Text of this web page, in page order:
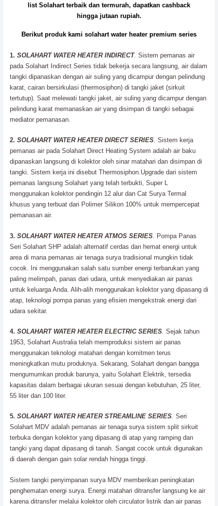
list Solahart terbaik dan termurah, dapatkan cashback
hingga jutaan rupiah.
Berikut produk kami solahart water heater premium series
1. SOLAHART WATER HEATER INDIRECT. Sistem pemanas air
pada Solahart Indirect Series tidak bekerja secara langsung, air dalam
tangki dipanaskan dengan air suling yang dicampur dengan pelindung
karat, cairan bersirkulasi (thermosiphon) di tangki jaket (sirkuit
tertutup). Saat melewati tangki jaket, air suling yang dicampur dengan
pelindung karat memanaskan air yang disimpan di tangki sebagai
mediator pemanasan.
2. SOLAHART WATER HEATER DIRECT SERIES. Sistem kerja
pemanas air pada Solahart Direct Heating System adalah air baku
dipanaskan langsung di kolektor oleh sinar matahari dan disimpan di
tangki. Sistem kerja ini disebut Thermosiphon.Upgrade dari sistem
pemanas langsung Solahart yang telah terbukti, Super L
menggunakan kolektor pendingin 12 alur dan Cat Surya Termal
khusus yang terbuat dari Polimer Silikon 100% untuk mempercepat
pemanasan air.
3. SOLAHART WATER HEATER ATMOS SERIES. Pompa Panas
Seri Solahart SHP adalah alternatif cerdas dan hemat energi untuk
area di mana pemanas air tenaga surya tradisional mungkin tidak
cocok. Ini menggunakan salah satu sumber energi terbarukan yang
paling melimpah, panas dari udara, untuk menyediakan air panas
untuk keluarga Anda. Alih-alih menggunakan kolektor yang dipasang di
atap, teknologi pompa panas yang efisien mengekstrak energi dari
udara sekitar.
4. SOLAHART WATER HEATER ELECTRIC SERIES. Sejak tahun
1953, Solahart Australia telah memproduksi sistem air panas
menggunakan teknologi matahari dengan komitmen terus
meningkatkan mutu produknya. Sekarang, Solahart dengan bangga
mengumumkan produk barunya, yaitu Solahart Elektrik, tersedia
kapasitas dalam berbagai ukuran sesuai dengan kebutuhan, 25 liter,
55 liter dan 100 liter.
5. SOLAHART WATER HEATER STREAMLINE SERIES. Seri
Solahart MDV adalah pemanas air tenaga surya sistem split sirkuit
terbuka dengan kolektor yang dipasang di atap yang ramping dan
tangki yang dapat dipasang di tanah. Sangat cocok untuk digunakan
di daerah dengan gain solar rendah hingga tinggi.
Sistem tangki penyimpanan surya MDV memberikan peningkatan
penghematan energi surya. Energi matahari ditransfer langsung ke air
karena ditransfer melalui kolektor oleh circulator listrik dan air panas